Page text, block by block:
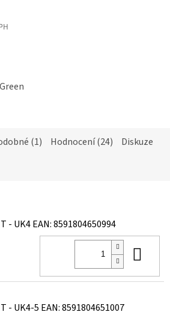
(1) Hodnocení (24)
Diskuze
- UK4EAN:8591804650994
- UK4-5 EAN:8591804651007